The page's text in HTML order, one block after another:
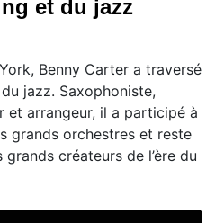
et du jazz
Benny Carter a traversé
du jazz. Saxophoniste,
arrangeur, il a participé à
grands orchestres et reste
créateurs de l’ère du